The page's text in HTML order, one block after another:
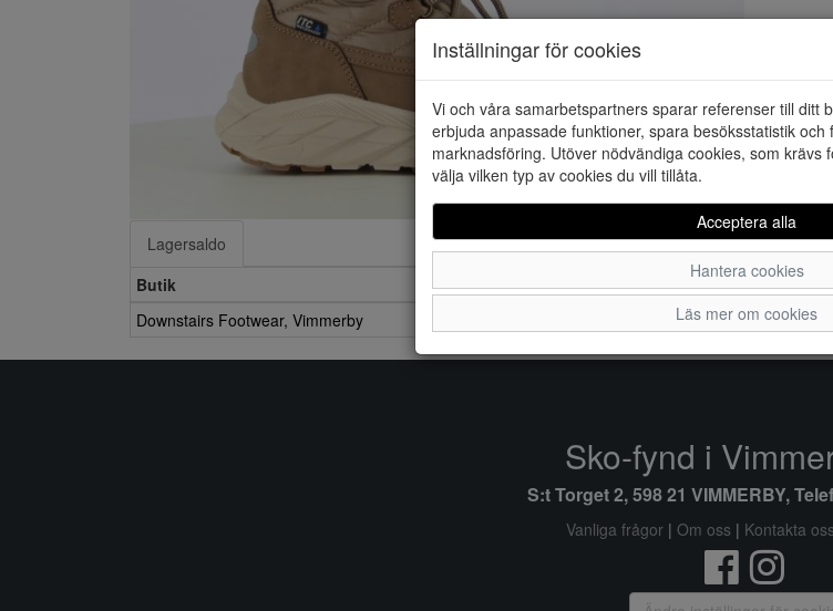
Lagersaldo
Butik
Downstairs Footwear, Vimmerby
Inställningar för cookies
Vi och våra samarbetspartners sparar referenser till ditt
erbjuda anpassade funktioner, spara besöksstatistik
marknadsföring. Utöver nödvändiga cookies, som krävs
välja vilken typ av cookies du vill tillåta.
Acceptera alla
Hantera cookies
Läs mer om cookies
Sko-fynd i
S:t Torget 2, 598 21 VIMMERBY,
Vanliga frågor | Om oss | Kontakta oss